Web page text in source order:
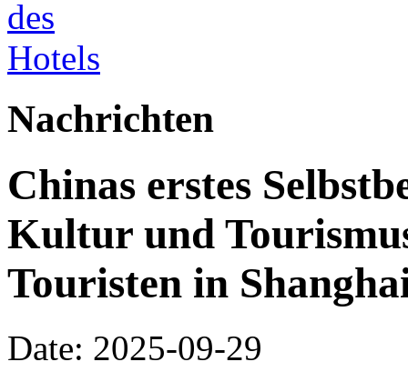
Nachrichten
Chinas erstes
Kultur und
Touristen in
Date: 2025-09-29